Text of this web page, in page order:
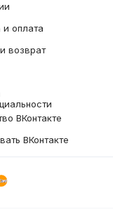
и оплата
возврат
ВКонтакте
ВКонтакте